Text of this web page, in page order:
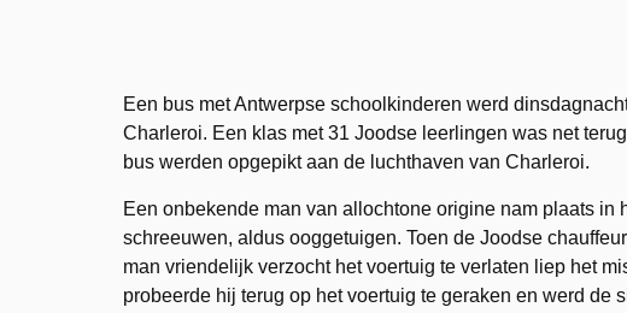
Een bus met Antwerpse schoolkinderen werd
Charleroi. Een klas met 31 Joodse leerlingen was net
bus werden opgepikt aan de luchthaven van Charleroi.
Een onbekende man van allochtone origine nam plaats
schreeuwen, aldus ooggetuigen. Toen de Joodse
man vriendelijk verzocht het voertuig te verlaten liep het
probeerde hij terug op het voertuig te geraken en werd